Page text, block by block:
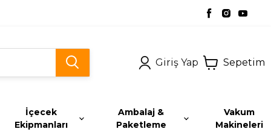
Giriş Yap Sepetim
İçecek
Ekipmanları
Ambalaj &
Paketleme
Vakum
Makineleri